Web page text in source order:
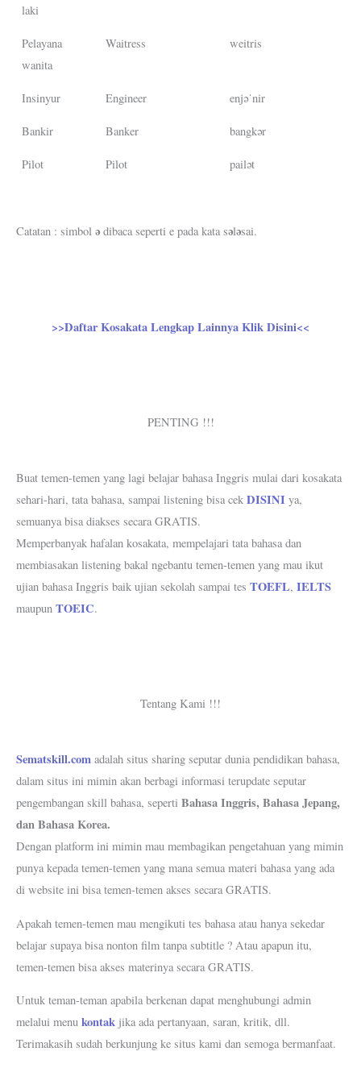
laki
Pelayana
wanita
Waitress weitris
Insinyur Engineer enjəˈnir
Bankir Banker bangkər
Pilot Pilot pailət
Catatan : simbol ə dibaca seperti e pada kata sələsai.
>>Daftar Kosakata Lengkap Lainnya Klik Disini<<
PENTING !!!
Buat temen-temen yang lagi belajar bahasa Inggris mulai dari kosakata
sehari-hari, tata bahasa, sampai listening bisa cek DISINI ya,
semuanya bisa diakses secara GRATIS.
Memperbanyak hafalan kosakata, mempelajari tata bahasa dan
membiasakan listening bakal ngebantu temen-temen yang mau ikut
ujian bahasa Inggris baik ujian sekolah sampai tes TOEFL, IELTS
maupun TOEIC.
Tentang Kami !!!
Sematskill.com adalah situs sharing seputar dunia pendidikan bahasa,
dalam situs ini mimin akan berbagi informasi terupdate seputar
pengembangan skill bahasa, seperti Bahasa Inggris, Bahasa Jepang,
dan Bahasa Korea.
Dengan platform ini mimin mau membagikan pengetahuan yang mimin
punya kepada temen-temen yang mana semua materi bahasa yang ada
di website ini bisa temen-temen akses secara GRATIS.
Apakah temen-temen mau mengikuti tes bahasa atau hanya sekedar
belajar supaya bisa nonton film tanpa subtitle ? Atau apapun itu,
temen-temen bisa akses materinya secara GRATIS.
Untuk teman-teman apabila berkenan dapat menghubungi admin
melalui menu kontak jika ada pertanyaan, saran, kritik, dll.
Terimakasih sudah berkunjung ke situs kami dan semoga bermanfaat.